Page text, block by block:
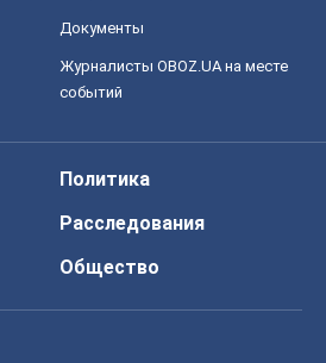
Документы
Журналисты OBOZ.UA на месте
событий
Политика
Расследования
Общество